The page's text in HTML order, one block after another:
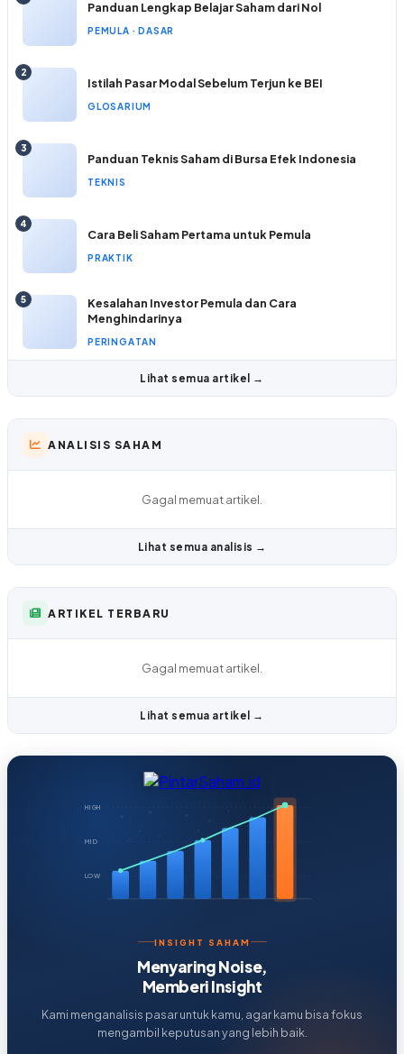
Panduan Lengkap Belajar Saham dari Nol
PEMULA · DASAR
2
Istilah Pasar Modal Sebelum Terjun ke BEI
GLOSARIUM
3
Panduan Teknis Saham di Bursa Efek Indonesia
TEKNIS
4
Cara Beli Saham Pertama untuk Pemula
PRAKTIK
5
Kesalahan Investor Pemula dan Cara
Menghindarinya
PERINGATAN
Lihat semua artikel →
ANALISIS SAHAM
Gagal memuat artikel.
Lihat semua analisis →
ARTIKEL TERBARU
Gagal memuat artikel.
Lihat semua artikel →
HIGH
MID
LOW
INSIGHT SAHAM
Menyaring Noise,
Memberi Insight
Kami menganalisis pasar untuk kamu, agar kamu bisa fokus
mengambil keputusan yang lebih baik.